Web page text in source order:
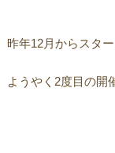
昨年12月からスタ
ようやく2度目の開